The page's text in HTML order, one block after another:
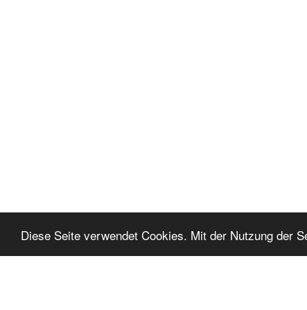
Diese Seite verwendet Cookies. Mit der Nutzung der